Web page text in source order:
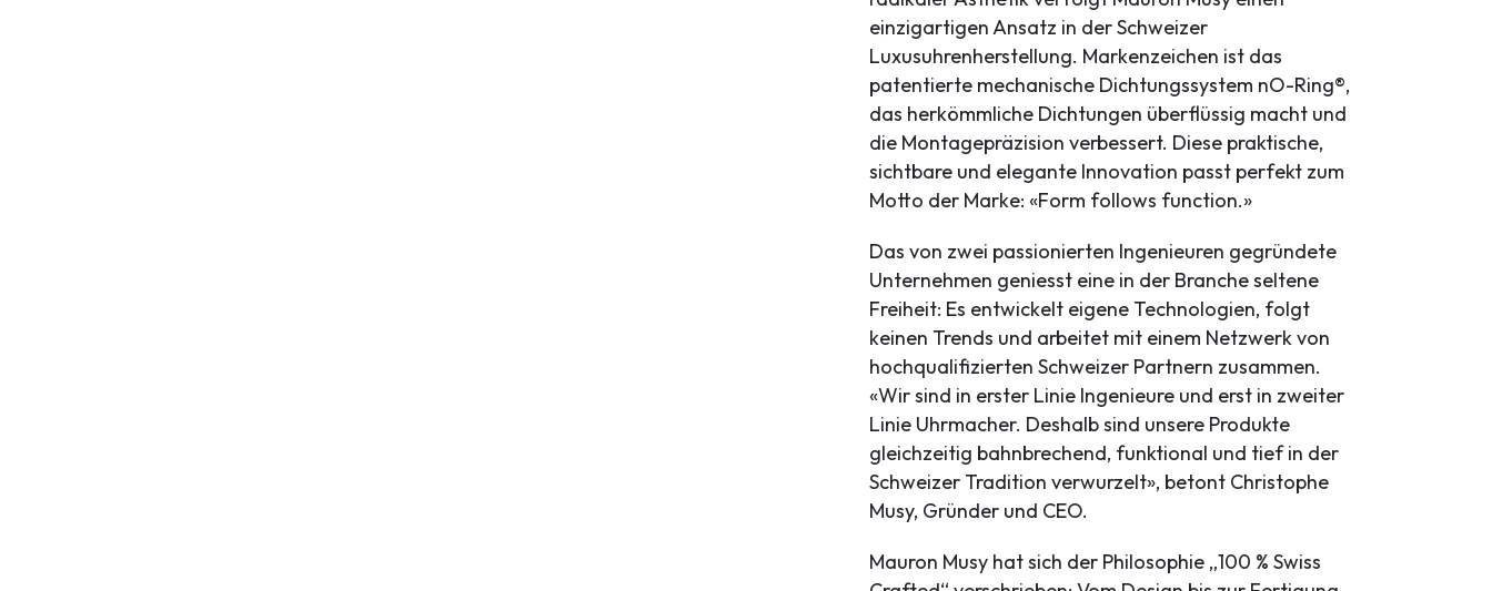
einzigartigen Ansatz in der Schweizer
Luxusuhrenherstellung. Markenzeichen ist das
patentierte mechanische Dichtungssystem nO-Ring®,
das herkömmliche Dichtungen überflüssig macht und
die Montagepräzision verbessert. Diese praktische,
sichtbare und elegante Innovation passt perfekt zum
Motto der Marke: «Form follows function.»
Das von zwei passionierten Ingenieuren gegründete
Unternehmen geniesst eine in der Branche seltene
Freiheit: Es entwickelt eigene Technologien, folgt
keinen Trends und arbeitet mit einem Netzwerk von
hochqualifizierten Schweizer Partnern zusammen.
«Wir sind in erster Linie Ingenieure und erst in zweiter
Linie Uhrmacher. Deshalb sind unsere Produkte
gleichzeitig bahnbrechend, funktional und tief in der
Schweizer Tradition verwurzelt», betont Christophe
Musy, Gründer und CEO.
Mauron Musy hat sich der Philosophie „100 % Swiss